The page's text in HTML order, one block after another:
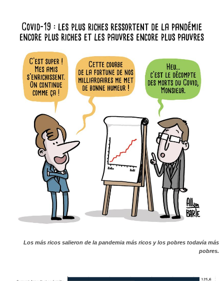
Los más ricos salieron de la pandemia más ricos y los pobres todavía más
pobres.